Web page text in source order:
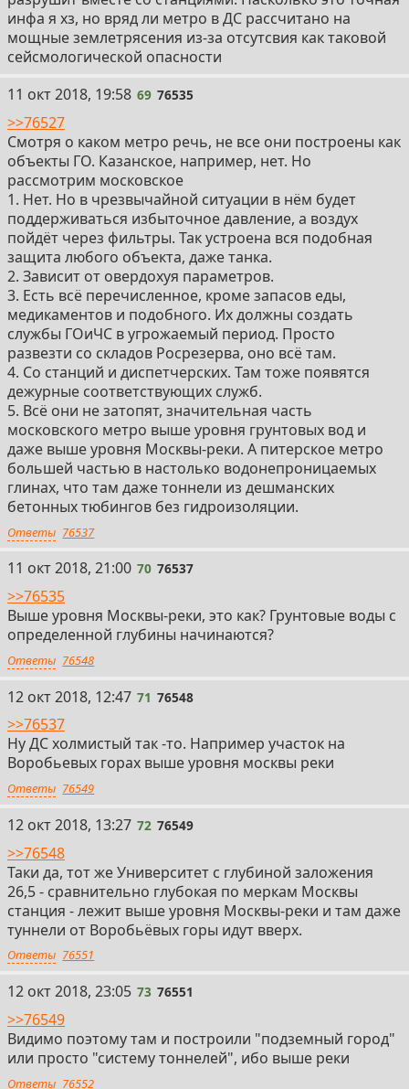
инфа я хз, но вряд ли метро в ДС рассчитано на
мощные землетрясения из-за отсутсвия как таковой
сейсмологической опасности
69
11 окт 2018, 19:58 69 76535
>>76527
Смотря о каком метро речь, не все они построены как
объекты ГО. Казанское, например, нет. Но
рассмотрим московское
1. Нет. Но в чрезвычайной ситуации в нём будет
поддерживаться избыточное давление, а воздух
пойдёт через фильтры. Так устроена вся подобная
защита любого объекта, даже танка.
2. Зависит от овердохуя параметров.
3. Есть всё перечисленное, кроме запасов еды,
медикаментов и подобного. Их должны создать
службы ГОиЧС в угрожаемый период. Просто
развезти со складов Росрезерва, оно всё там.
4. Со станций и диспетчерских. Там тоже появятся
дежурные соответствующих служб.
5. Всё они не затопят, значительная часть
московского метро выше уровня грунтовых вод и
даже выше уровня Москвы-реки. А питерское метро
большей частью в настолько водонепроницаемых
глинах, что там даже тоннели из дешманских
бетонных тюбингов без гидроизоляции.
Ответы 76537
70
11 окт 2018, 21:00 70 76537
>>76535
Выше уровня Москвы-реки, это как? Грунтовые воды с
определенной глубины начинаются?
Ответы 76548
71
12 окт 2018, 12:47 71 76548
>>76537
Ну ДС холмистый так -то. Например участок на
Воробьевых горах выше уровня москвы реки
Ответы 76549
72
12 окт 2018, 13:27 72 76549
>>76548
Таки да, тот же Университет с глубиной заложения
26,5 - сравнительно глубокая по меркам Москвы
станция - лежит выше уровня Москвы-реки и там даже
туннели от Воробьёвых горы идут вверх.
Ответы 76551
73
12 окт 2018, 23:05 73 76551
>>76549
Видимо поэтому там и построили "подземный город"
или просто "систему тоннелей", ибо выше реки
Ответы 76552